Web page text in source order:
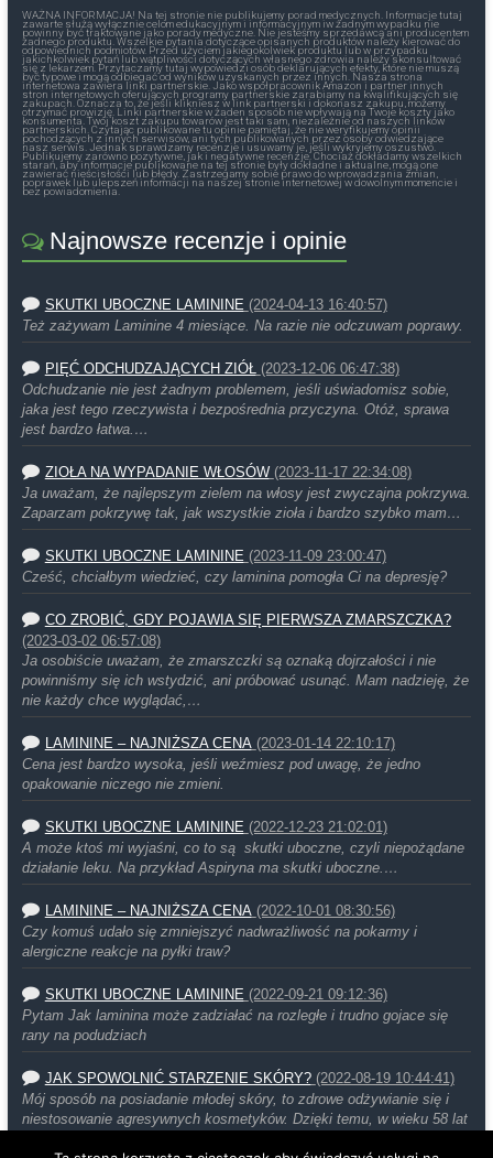
WAŻNA INFORMACJA! Na tej stronie nie publikujemy porad medycznych. Informacje tutaj
zawarte służą wyłącznie celom edukacyjnym i informacyjnym iw żadnym wypadku nie
powinny być traktowane jako porady medyczne. Nie jesteśmy sprzedawcą ani producentem
żadnego produktu. Wszelkie pytania dotyczące opisanych produktów należy kierować do
odpowiednich podmiotów. Przed użyciem jakiegokolwiek produktu lub w przypadku
jakichkolwiek pytań lub wątpliwości dotyczących własnego zdrowia należy skonsultować
się z lekarzem. Przytaczamy tutaj wypowiedzi osób deklarujących efekty, które nie muszą
być typowe i mogą odbiegać od wyników uzyskanych przez innych. Nasza strona
internetowa zawiera linki partnerskie. Jako współpracownik Amazon i partner innych
stron internetowych oferujących programy partnerskie zarabiamy na kwalifikujących się
zakupach. Oznacza to, że jeśli klikniesz w link partnerski i dokonasz zakupu, możemy
otrzymać prowizję. Linki partnerskie w żaden sposób nie wpływają na Twoje koszty jako
konsumenta. Twój koszt zakupu towarów jest taki sam, niezależnie od naszych linków
partnerskich. Czytając publikowane tu opinie pamiętaj, że nie weryfikujemy opinii
pochodzących z innych serwisów, ani tych publikowanych przez osoby odwiedzające
nasz serwis. Jednak sprawdzamy recenzje i usuwamy je, jeśli wykryjemy oszustwo.
Publikujemy zarówno pozytywne, jak i negatywne recenzje. Chociaż dokładamy wszelkich
starań, aby informacje publikowane na tej stronie były dokładne i aktualne, mogą one
zawierać nieścisłości lub błędy. Zastrzegamy sobie prawo do wprowadzania zmian,
poprawek lub ulepszeń informacji na naszej stronie internetowej w dowolnym momencie i
bez powiadomienia.
Najnowsze recenzje i opinie
SKUTKI UBOCZNE LAMININE (2024-04-13 16:40:57)
Też zażywam Laminine 4 miesiące. Na razie nie odczuwam poprawy.
PIĘĆ ODCHUDZAJĄCYCH ZIÓŁ (2023-12-06 06:47:38)
Odchudzanie nie jest żadnym problemem, jeśli uświadomisz sobie,
jaka jest tego rzeczywista i bezpośrednia przyczyna. Otóż, sprawa
jest bardzo łatwa.…
ZIOŁA NA WYPADANIE WŁOSÓW (2023-11-17 22:34:08)
Ja uważam, że najlepszym zielem na włosy jest zwyczajna pokrzywa.
Zaparzam pokrzywę tak, jak wszystkie zioła i bardzo szybko mam…
SKUTKI UBOCZNE LAMININE (2023-11-09 23:00:47)
Cześć, chciałbym wiedzieć, czy laminina pomogła Ci na depresję?
CO ZROBIĆ, GDY POJAWIA SIĘ PIERWSZA ZMARSZCZKA?
(2023-03-02 06:57:08)
Ja osobiście uważam, że zmarszczki są oznaką dojrzałości i nie
powinniśmy się ich wstydzić, ani próbować usunąć. Mam nadzieję, że
nie każdy chce wyglądać,…
LAMININE – NAJNIŻSZA CENA (2023-01-14 22:10:17)
Cena jest bardzo wysoka, jeśli weźmiesz pod uwagę, że jedno
opakowanie niczego nie zmieni.
SKUTKI UBOCZNE LAMININE (2022-12-23 21:02:01)
A może ktoś mi wyjaśni, co to są skutki uboczne, czyli niepożądane
działanie leku. Na przykład Aspiryna ma skutki uboczne.…
LAMININE – NAJNIŻSZA CENA (2022-10-01 08:30:56)
Czy komuś udało się zmniejszyć nadwrażliwość na pokarmy i
alergiczne reakcje na pyłki traw?
SKUTKI UBOCZNE LAMININE (2022-09-21 09:12:36)
Pytam Jak laminina może zadziałać na rozległe i trudno gojace się
rany na podudziach
JAK SPOWOLNIĆ STARZENIE SKÓRY? (2022-08-19 10:44:41)
Mój sposób na posiadanie młodej skóry, to zdrowe odżywianie się i
niestosowanie agresywnych kosmetyków. Dzięki temu, w wieku 58 lat